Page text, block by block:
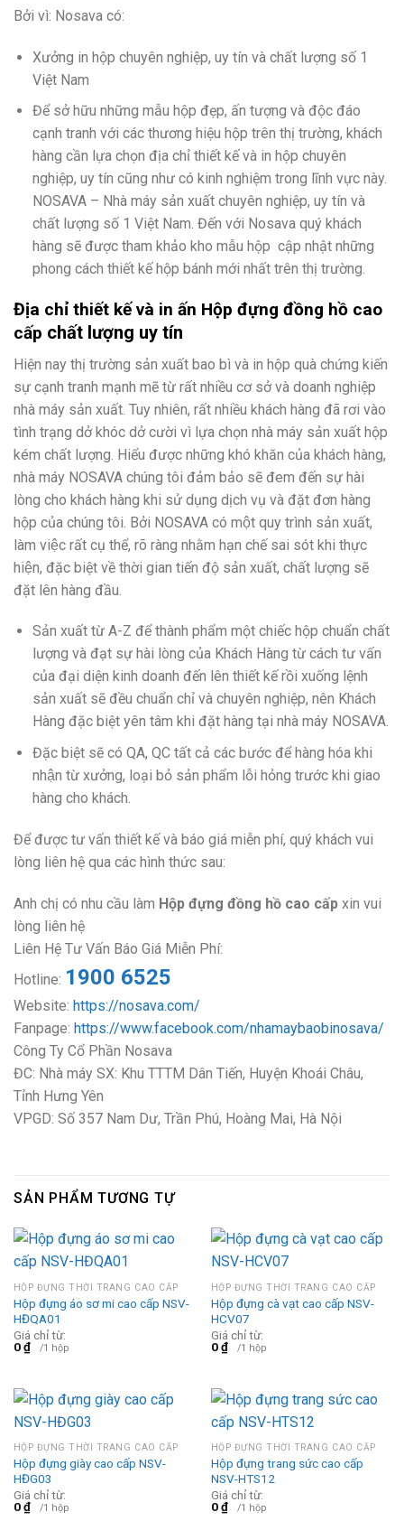
Bởi vì: Nosava có:
Xưởng in hộp chuyên nghiệp, uy tín và chất lượng số 1
Việt Nam
Để sở hữu những mẫu hộp đẹp, ấn tượng và độc đáo
cạnh tranh với các thương hiệu hộp trên thị trường, khách
hàng cần lựa chọn địa chỉ thiết kế và in hộp chuyên
nghiệp, uy tín cũng như có kinh nghiệm trong lĩnh vực này.
NOSAVA – Nhà máy sản xuất chuyên nghiệp, uy tín và
chất lượng số 1 Việt Nam. Đến với Nosava quý khách
hàng sẽ được tham khảo kho mẫu hộp cập nhật những
phong cách thiết kế hộp bánh mới nhất trên thị trường.
Địa chỉ thiết kế và in ấn Hộp đựng đồng hồ cao
cấp chất lượng uy tín
Hiện nay thị trường sản xuất bao bì và in hộp quà chứng kiến
sự cạnh tranh mạnh mẽ từ rất nhiều cơ sở và doanh nghiệp
nhà máy sản xuất. Tuy nhiên, rất nhiều khách hàng đã rơi vào
tình trạng dở khóc dở cười vì lựa chọn nhà máy sản xuất hộp
kém chất lượng. Hiểu được những khó khăn của khách hàng,
nhà máy NOSAVA chúng tôi đảm bảo sẽ đem đến sự hài
lòng cho khách hàng khi sử dụng dịch vụ và đặt đơn hàng
hộp của chúng tôi. Bởi NOSAVA có một quy trình sản xuất,
làm việc rất cụ thể, rõ ràng nhằm hạn chế sai sót khi thực
hiện, đặc biệt về thời gian tiến độ sản xuất, chất lượng sẽ
đặt lên hàng đầu.
Sản xuất từ A-Z để thành phẩm một chiếc hộp chuẩn chất
lượng và đạt sự hài lòng của Khách Hàng từ cách tư vấn
của đại diện kinh doanh đến lên thiết kế rồi xuống lệnh
sản xuất sẽ đều chuẩn chỉ và chuyên nghiệp, nên Khách
Hàng đặc biệt yên tâm khi đặt hàng tại nhà máy NOSAVA.
Đặc biệt sẽ có QA, QC tất cả các bước để hàng hóa khi
nhận từ xưởng, loại bỏ sản phẩm lỗi hỏng trước khi giao
hàng cho khách.
Để được tư vấn thiết kế và báo giá miễn phí, quý khách vui
lòng liên hệ qua các hình thức sau:
Anh chị có nhu cầu làm Hộp đựng đồng hồ cao cấp xin vui
lòng liên hệ
Liên Hệ Tư Vấn Báo Giá Miễn Phí:
Hotline: 1900 6525
Website: https://nosava.com/
Fanpage: https://www.facebook.com/nhamaybaobinosava/
Công Ty Cổ Phần Nosava
ĐC: Nhà máy SX: Khu TTTM Dân Tiến, Huyện Khoái Châu,
Tỉnh Hưng Yên
VPGD: Số 357 Nam Dư, Trần Phú, Hoàng Mai, Hà Nội
SẢN PHẨM TƯƠNG TỰ
HỘP ĐỰNG THỜI TRANG CAO CẤP
Hộp đựng áo sơ mi cao cấp NSV-
HĐQA01
Giá chỉ từ:
0₫ /1 hộp
HỘP ĐỰNG THỜI TRANG CAO CẤP
Hộp đựng cà vạt cao cấp NSV-
HCV07
Giá chỉ từ:
0₫ /1 hộp
HỘP ĐỰNG THỜI TRANG CAO CẤP
Hộp đựng giày cao cấp NSV-
HĐG03
Giá chỉ từ:
0₫ /1 hộp
HỘP ĐỰNG THỜI TRANG CAO CẤP
Hộp đựng trang sức cao cấp
NSV-HTS12
Giá chỉ từ:
0₫ /1 hộp